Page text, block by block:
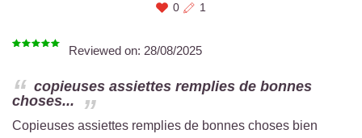
0 1
Reviewed on: 28/08/2025
copieuses assiettes remplies de bonnes
choses...
Copieuses assiettes remplies de bonnes choses bien